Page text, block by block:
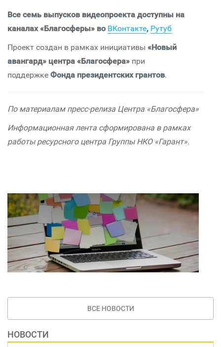
Все семь выпусков видеопроекта доступны на
каналах «Благосферы» во ВКонтакте, Рутуб
Проект создан в рамках инициативы «Новый
авангард» центра «Благосфера» при
поддержке Фонда президентских грантов.
По материалам пресс-релиза Центра «Благосфера»
Информационная лента сформирована в рамках
работы ресурсного центра Группы НКО «Гарант».
ВСЕ НОВОСТИ
НОВОСТИ